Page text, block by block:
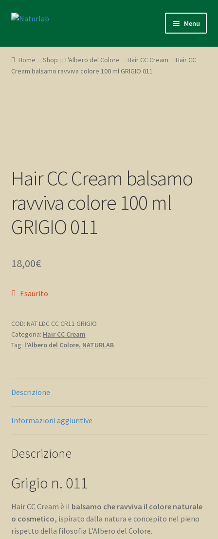
Vai
Vai
Menu
L’Albero del Colore
Cute & Capelli
Italiano
Account
NaturBlog
Home Shop L'Albero del Colore Hair CC Cream
Hair CC
Cream balsamo ravviva colore 100 ml GRIGIO 011
Hair CC Cream balsamo
ravviva colore 100 ml
GRIGIO 011
18,00€
Esaurito
COD: NAT LDC CC CR11 GRIGIO
Categoria: Hair CC Cream
Tag: l’Albero del Colore, NATURLAB
Descrizione
Informazioni aggiuntive
Descrizione
Grigio n. 011
Hair CC Cream è il balsamo che ravviva il colore naturale
o cosmetico, ispirato dalla natura e concepito nel pieno
rispetto della filosofia L’Albero del Colore.